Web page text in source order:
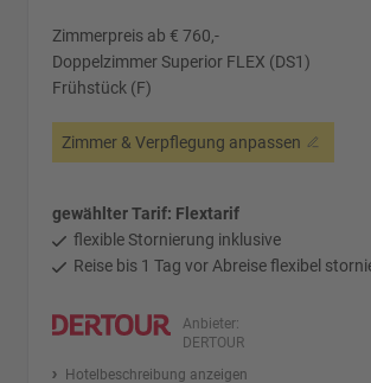
Zimmerpreis ab € 760,-
Doppelzimmer Superior FLEX (DS1)
Frühstück (F)
Zimmer & Verpflegung anpassen
gewählter Tarif: Flextarif
flexible Stornierung inklusive
Reise bis 1 Tag vor Abreise flexibel
Anbieter:
DERTOUR
Hotelbeschreibung anzeigen